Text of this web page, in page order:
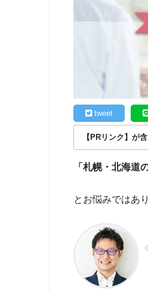
tweet
【PRリンク】が
「札幌・北海道
とお悩みではあ